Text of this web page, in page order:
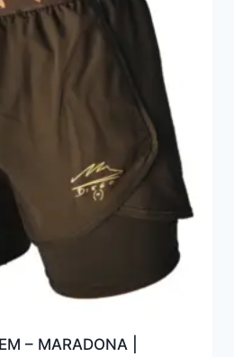
– MARADONA |